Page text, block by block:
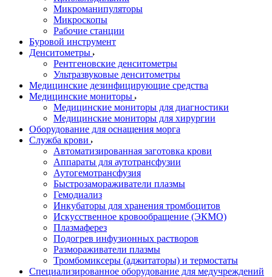
Микроманипуляторы
Микроскопы
Рабочие станции
Буровой инструмент
Денситометры
Рентгеновские денситометры
Ультразвуковые денситометры
Медицинские дезинфицирующие средства
Медицинские мониторы
Медицинские мониторы для диагностики
Медицинские мониторы для хирургии
Оборудование для оснащения морга
Служба крови
Автоматизированная заготовка крови
Аппараты для аутотрансфузии
Аутогемотрансфузия
Быстрозамораживатели плазмы
Гемодиализ
Инкубаторы для хранения тромбоцитов
Искусственное кровообращение (ЭКМО)
Плазмаферез
Подогрев инфузионных растворов
Размораживатели плазмы
Тромбомиксеры (аджитаторы) и термостаты
Специализированное оборудование для медучреждений